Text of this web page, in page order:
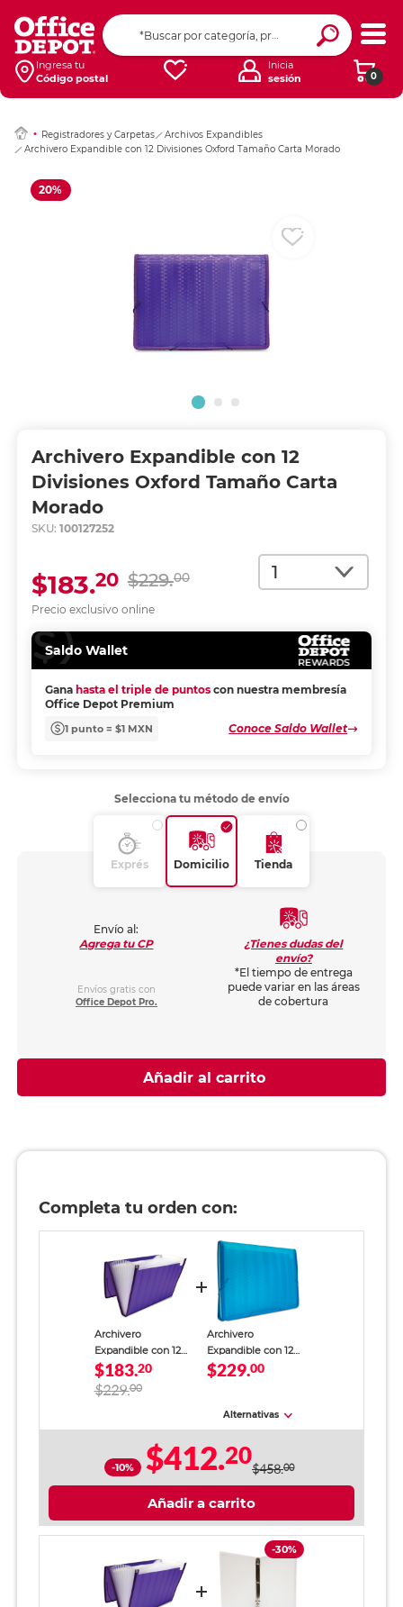
Ingresa tu
Código postal
0
Inicia
sesión
Registradores y Carpetas
Archivos Expandibles
Archivero Expandible con 12 Divisiones Oxford Tamaño Carta Morado
20%
Archivero Expandible con 12
Divisiones Oxford Tamaño Carta
Morado
SKU: 100127252
Cantidad
Precio exclusivo online
$229.00
$183.20
Saldo Wallet
Gana hasta el triple de puntos con nuestra membresía
Office Depot Premium
1 punto = $1 MXN Conoce Saldo Wallet
Ingresar Codigo
Selecciona tu método de envío
Exprés Domicilio Tienda
Envío al:
Agrega tu CP
Envíos gratis con
Office Depot Pro.
¿Tienes dudas del
envío?
*El tiempo de entrega
puede variar en las áreas
de cobertura
Añadir al carrito
Completa tu orden con:
Archivero
Expandible con 12
Divisiones Oxford
Tamaño Carta
Morado
$183.20
$229.00
Archivero
Expandible con 12
Divisiones Oxford
$229.00
Alternativas
-10% $412.20$458.00
Añadir a carrito
-30%